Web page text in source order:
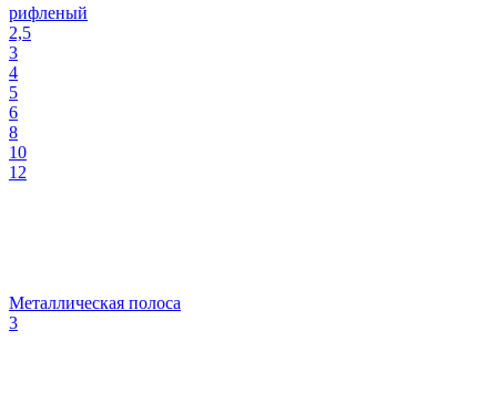
рифленый
2,5
3
4
5
6
8
10
12
Металлическая полоса
3